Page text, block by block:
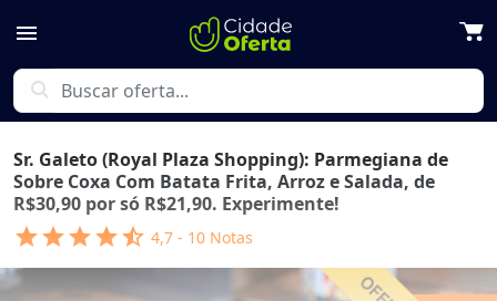
menu
search
Sr. Galeto (Royal Plaza Shopping): Parmegiana de
Sobre Coxa Com Batata Frita, Arroz e Salada, de
R$30,90 por só R$21,90. Experimente!
starstarstarstarstar_half 4,7 - 10 Notas